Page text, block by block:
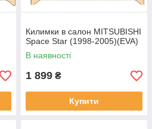
Килимки в салон MITSUBISHI
Space Star (1998-2005)(EVA)
В наявності
1 899 ₴
Купити